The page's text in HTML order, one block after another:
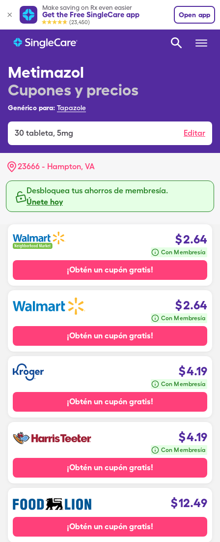
Make saving on Rx even easier
Get the Free SingleCare app
(23,450)
Open app
Metimazol
Cupones y precios
Genérico para: Tapazole
30 tableta, 5mg Editar
23666 - Hampton, VA
Desbloquea tus ahorros de membresía.
Únete hoy
$2.64
Con Membresía
¡Obtén un cupón gratis!
$2.64
Con Membresía
¡Obtén un cupón gratis!
$4.19
Con Membresía
¡Obtén un cupón gratis!
$4.19
Con Membresía
¡Obtén un cupón gratis!
$12.49
¡Obtén un cupón gratis!